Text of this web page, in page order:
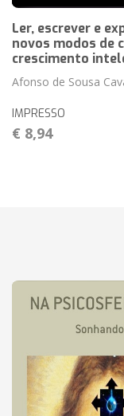
Ler, escrever e
novos modos de
crescimento
Afonso de Sousa
IMPRESSO
€ 8,94